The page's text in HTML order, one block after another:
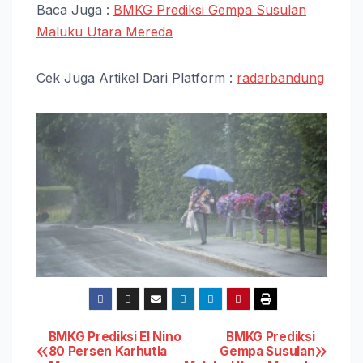
Baca Juga : BMKG Prediksi Gempa Susulan
Maluku Utara Mereda
Cek Juga Artikel Dari Platform : radarbandung
Post
BMKG Prediksi
Gempa Susulan
BMKG Prediksi El Nino
80 Persen Karhutla